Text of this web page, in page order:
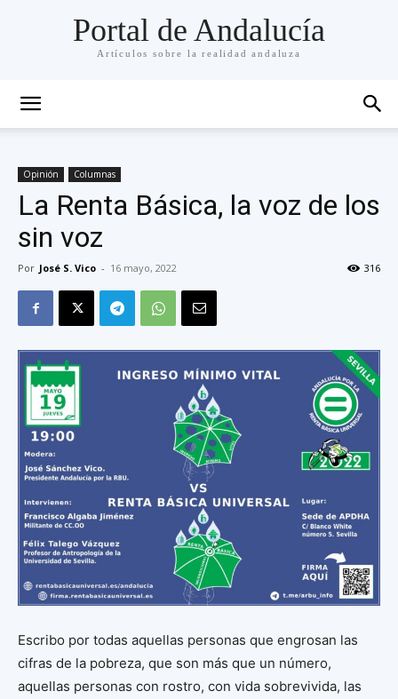
Portal de Andalucía
Artículos sobre la realidad andaluza
Opinión Columnas
La Renta Básica, la voz de los
sin voz
Por José S. Vico - 16 mayo, 2022 316
Escribo por todas aquellas personas que engrosan las
cifras de la pobreza, que son más que un número,
aquellas personas con rostro, con vida sobrevivida, las